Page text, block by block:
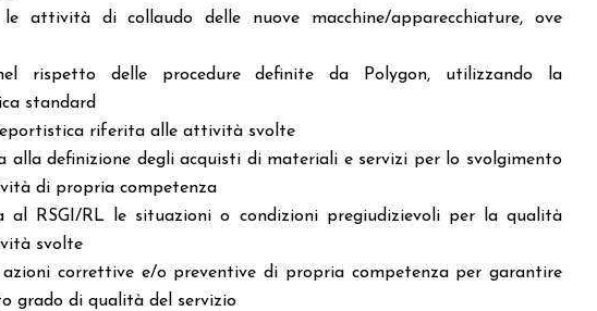
le attività di collaudo delle nuove macchine/apparecchiature, ove
rispetto delle procedure definite da Polygon, utilizzando la
standard
riferita alle attività svolte
alla definizione degli acquisti di materiali e servizi per lo svolgimento
di propria competenza
al RSGI/RL le situazioni o condizioni pregiudizievoli per la qualità
svolte
correttive e/o preventive di propria competenza per garantire
grado di qualità del servizio